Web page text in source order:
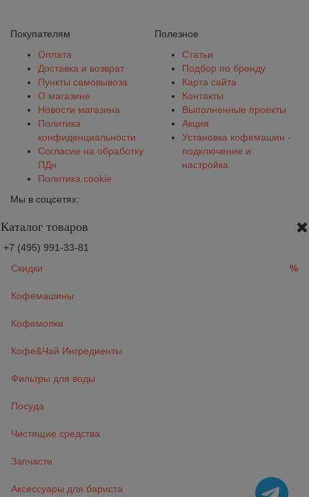
Покупателям
Оплата
Доставка и возврат
Пункты самовывоза
О магазине
Новости магазина
Политика
конфиденциальности
Согласие на обработку
ПДн
Политика cookie
Полезное
Статьи
Подбор по бренду
Карта сайта
Контакты
Выполненные проекты
Акция
Установка кофемашин -
подключение и
настройка
Мы в соцсетях:
Каталог товаров
+7 (495) 991-33-81
Скидки
%
Кофемашины
Кофемолки
Кофе&Чай Ингредиенты
Фильтры для воды
Посуда
Чистящие средства
Запчасти
Аксессуары для бариста